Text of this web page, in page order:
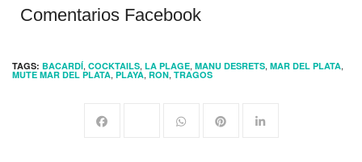
Comentarios Facebook
TAGS: BACARDÍ, COCKTAILS, LA PLAGE, MANU DESRETS, MAR DEL PLATA,
MUTE MAR DEL PLATA, PLAYA, RON, TRAGOS